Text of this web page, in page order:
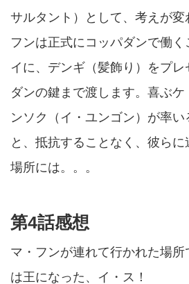
サルタント）として、考えが変
フンは正式にコッパダンで働
イに、デンギ（髪飾り）をプ
ダンの鍵まで渡します。喜ぶ
ンソク（イ・ユンゴン）が率
と、抵抗することなく、彼ら
場所には。。。
第4話感想
マ・フンが連れて行かれた場
は王になった、イ・ス！